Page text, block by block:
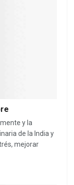
y la
de la India y
mejorar